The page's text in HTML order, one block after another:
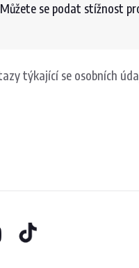
Můžete se podat stížnost
týkající se osobních